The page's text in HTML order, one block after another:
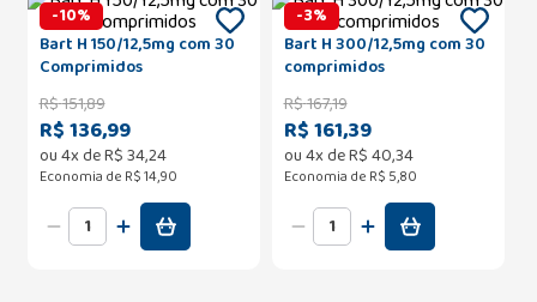
-10%
Bart H 150/12,5mg com 30
Comprimidos
R$151,89
R$ 136,99
ou4x deR$34,24
Economia de R$ 14,90
-3%
Bart H 300/12,5mg com 30
comprimidos
R$167,19
R$ 161,39
ou4x deR$40,34
Economia de R$ 5,80